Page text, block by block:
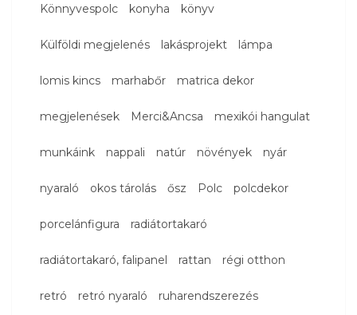
Könnyvespolc konyha könyv
Külföldi megjelenés lakásprojekt lámpa
lomis kincs marhabőr matrica dekor
megjelenések Merci&Ancsa mexikói hangulat
munkáink nappali natúr növények nyár
nyaraló okos tárolás ősz Polc polcdekor
porcelánfigura radiátortakaró
radiátortakaró, falipanel rattan régi otthon
retró retró nyaraló ruharendszerezés